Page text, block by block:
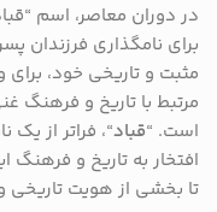
در دوران معاصر، اسم
برای نامگذاری فرزندان
مثبت و تاریخی خود، برای
مرتبط با تاریخ و فرهنگ
است. “قباد“، فراتر از
افتخار به تاریخ و
تا بخشی از هویت